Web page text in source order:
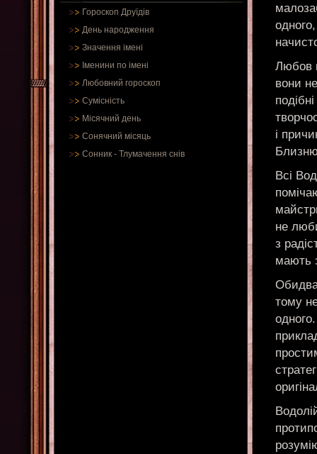
Гороскоп Друїдів
День народження
Значення імені
Іменини по імені
Любовний гороскоп
Сумісність
Місячний день
Сонячний місяць
Сонник - Тлумачення снів
Любов
вони
і
Всі
не
з
мають
тому